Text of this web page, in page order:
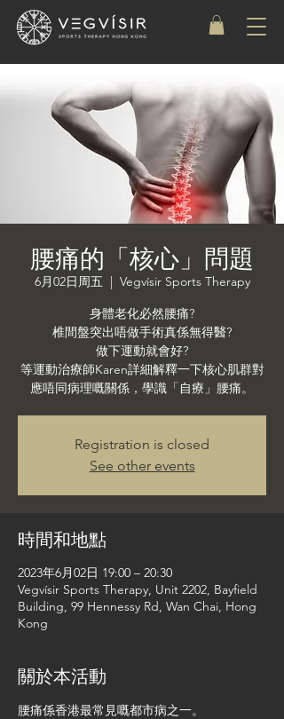
腰痛的「核心」問題
6月02日周五
  |
Vegvísir Sports Therapy
身體老化必然腰痛?
椎間盤突出唔做手術真係無得醫?
做下運動就會好?
等運動治療師Karen詳細解釋一下核心肌群對
應唔同病理嘅關係，學識「自療」腰痛。
Registration is closed
See other events
時間和地點
2023年6月02日 19:00 – 20:30
Vegvísir Sports Therapy, Unit 2202, Bayfield
Building, 99 Hennessy Rd, Wan Chai, Hong
Kong
關於本活動
腰痛係香港最常見嘅都市病之一。